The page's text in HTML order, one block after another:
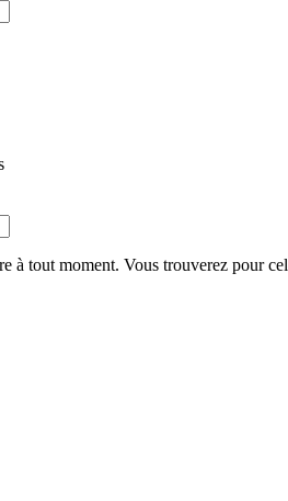
à tout moment. Vous trouverez pour